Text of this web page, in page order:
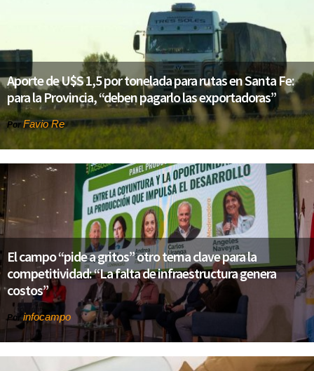
Aporte de U$S 1,5 por tonelada para rutas en Santa Fe:
para la Provincia, “deben pagarlo las exportadoras”
Por Favio Re
El campo “pide a gritos” otro tema clave para la
competitividad: “La falta de infraestructura genera
costos”
Porinfocampo